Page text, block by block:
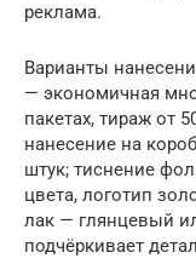
реклама.
Варианты
— экономичная
пакетах, тираж от
нанесение на
штук; тиснение
цвета, логотип
лак — глянцевый
подчёркивает